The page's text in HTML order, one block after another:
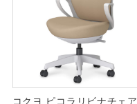
コクヨ ピコラリビナチェア